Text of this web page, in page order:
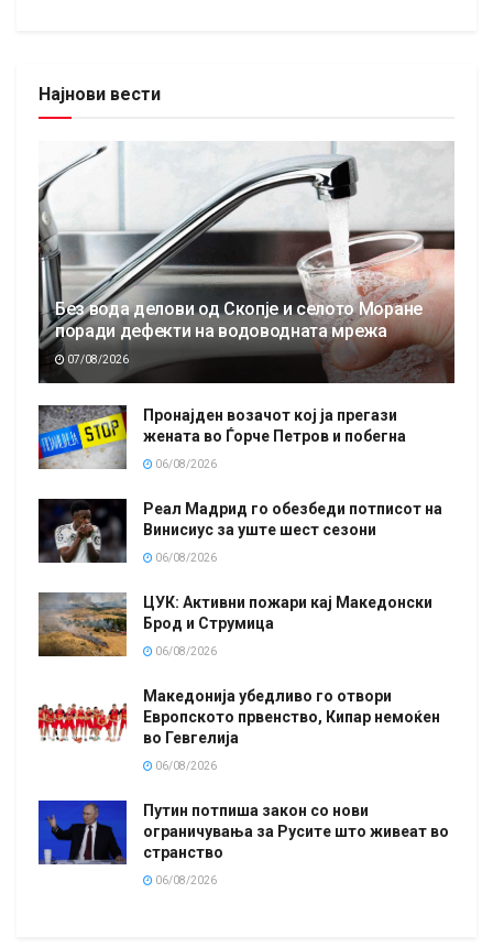
Најнови вести
Без вода делови од Скопје и селото Моране
поради дефекти на водоводната мрежа
07/08/2026
Пронајден возачот кој ја прегази
жената во Ѓорче Петров и побегна
06/08/2026
Реал Мадрид го обезбеди потписот на
Винисиус за уште шест сезони
06/08/2026
ЦУК: Активни пожари кај Македонски
Брод и Струмица
06/08/2026
Македонија убедливо го отвори
Европското првенство, Кипар немоќен
во Гевгелија
06/08/2026
Путин потпиша закон со нови
ограничувања за Русите што живеат во
странство
06/08/2026